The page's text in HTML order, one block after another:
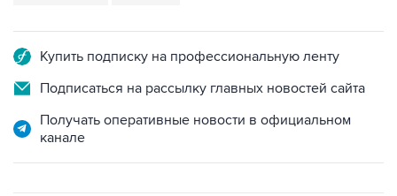
Купить подписку на профессиональную ленту
Подписаться на рассылку главных новостей сайта
Получать оперативные новости в официальном
канале